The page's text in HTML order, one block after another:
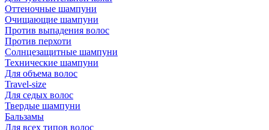
Оттеночные шампуни
Очищающие шампуни
Против выпадения волос
Против перхоти
Солнцезащитные шампуни
Технические шампуни
Для объема волос
Travel-size
Для седых волос
Твердые шампуни
Бальзамы
Для всех типов волос